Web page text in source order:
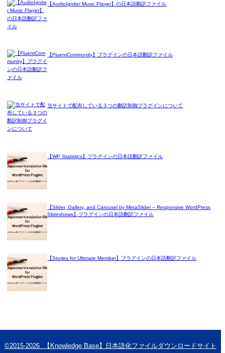
【AudioIgniter Music Player】の日本語翻訳ファイル
【FluentCommunity】プラグインの日本語翻訳ファイル
当サイトで配布している３つの翻訳制御プラグインについて
【WP Statistics】プラグインの日本語翻訳ファイル
【Slider, Gallery, and Carousel by MetaSlider – Responsive WordPress
Slideshows】プラグインの日本語翻訳ファイル
【Stories for Ultimate Member】プラグインの日本語翻訳ファイル
©2015-2026 【Knowledge Base】日本語化ファイルダウンロードサイト